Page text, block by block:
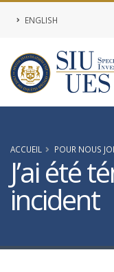
ENGLISH
ACCUEIL POUR NOUS
J’ai été
incident